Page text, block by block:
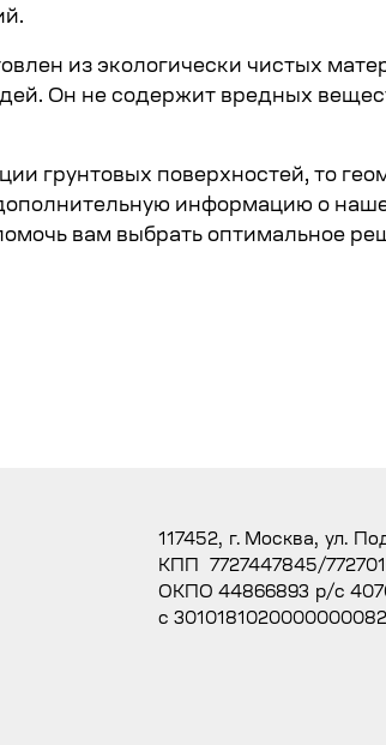
из экологически чистых
Он не содержит вредных
грунтовых поверхностей, то
информацию о
вам выбрать оптимальное
117452, г. Москва, ул.
КПП 7727447845/
ОКПО 44866893 р/с
с